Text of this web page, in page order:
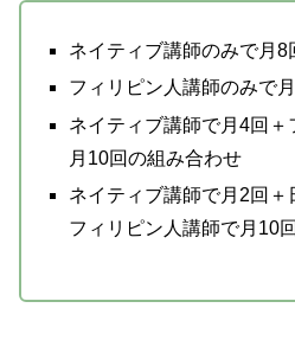
ネイティブ講師のみで月8
フィリピン人講師のみで
ネイティブ講師で月4回
月10回の組み合わせ
ネイティブ講師で月2回＋
フィリピン人講師で月10